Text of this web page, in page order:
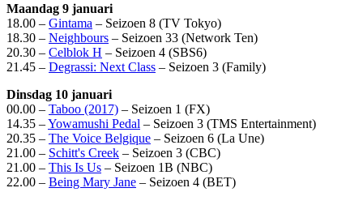
Maandag 9 januari
18.00 – Gintama – Seizoen 8 (TV Tokyo)
18.30 – Neighbours – Seizoen 33 (Network Ten)
20.30 – Celblok H – Seizoen 4 (SBS6)
21.45 – Degrassi: Next Class – Seizoen 3 (Family)
Dinsdag 10 januari
00.00 – Taboo (2017) – Seizoen 1 (FX)
14.35 –Yowamushi Pedal – Seizoen 3 (TMS Entertainment)
20.35 – The Voice Belgique – Seizoen 6 (La Une)
21.00 – Schitt's Creek – Seizoen 3 (CBC)
21.00 – This Is Us – Seizoen 1B (NBC)
22.00 – Being Mary Jane – Seizoen 4 (BET)